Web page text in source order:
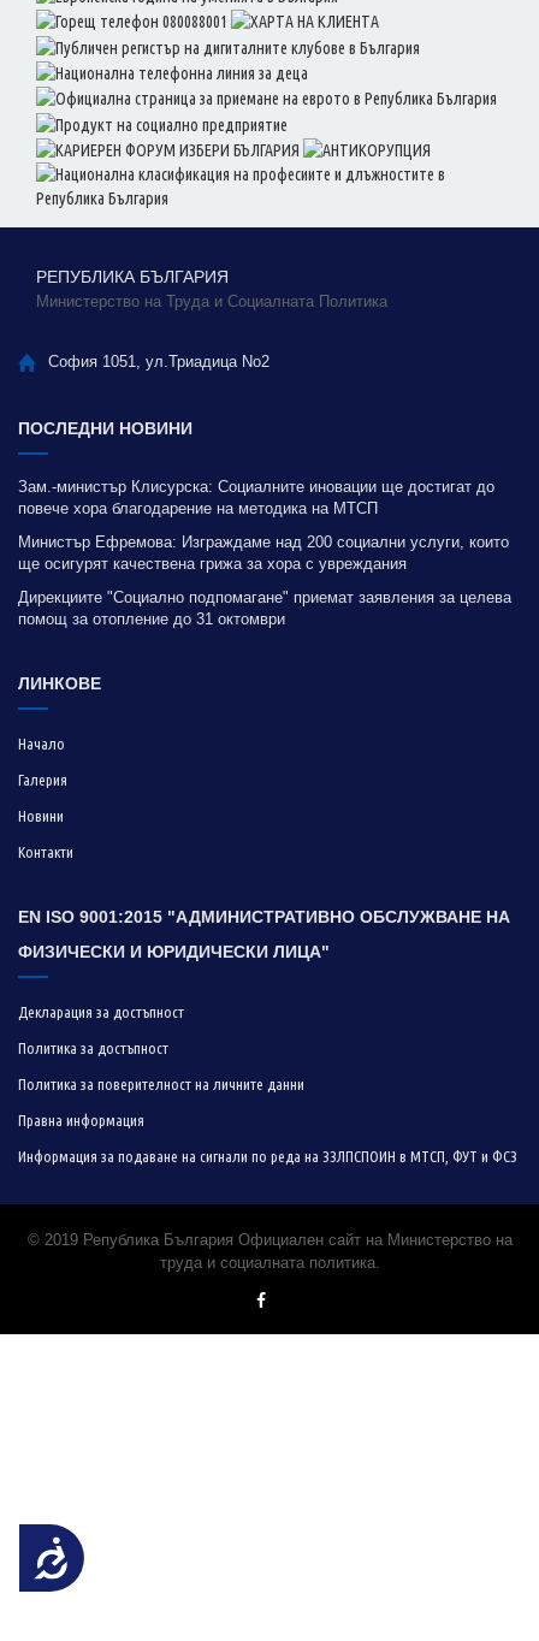
Достъпност
РЕПУБЛИКА БЪЛГАРИЯ
Министерство на Труда и Социалната Политика
София 1051, ул.Триадица No2
ПОСЛЕДНИ НОВИНИ
Зам.-министър Клисурска: Социалните иновации ще достигат до
повече хора благодарение на методика на МТСП
Министър Ефремова: Изграждаме над 200 социални услуги, които
ще осигурят качествена грижа за хора с увреждания
Дирекциите "Социално подпомагане" приемат заявления за целева
помощ за отопление до 31 октомври
ЛИНКОВЕ
Начало
Галерия
Новини
Контакти
EN ISO 9001:2015 "АДМИНИСТРАТИВНО ОБСЛУЖВАНЕ НА
ФИЗИЧЕСКИ И ЮРИДИЧЕСКИ ЛИЦА"
Декларация за достъпност
Политика за достъпност
Политика за поверителност на личните данни
Правна информация
Информация за подаване на сигнали по реда на ЗЗЛПСПОИН в МТСП, ФУТ и ФСЗ
© 2019 Република България Официален сайт на Министерство на
труда и социалната политика.